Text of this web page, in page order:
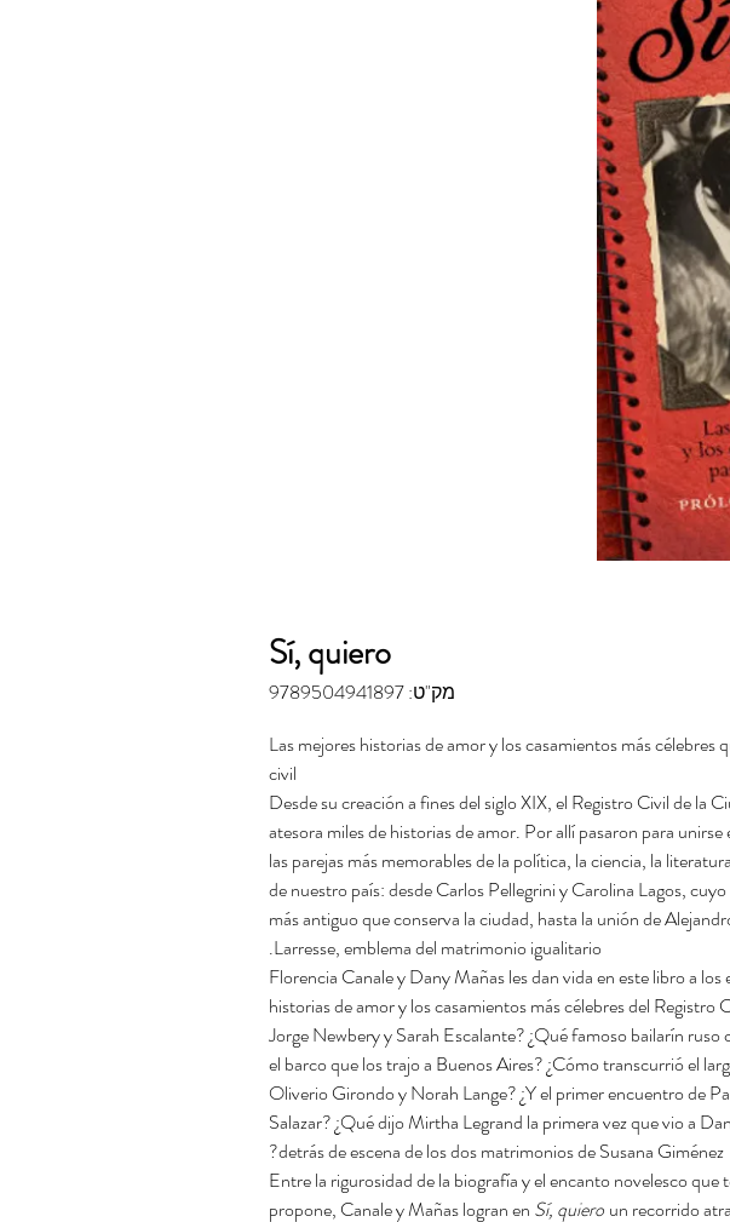
Sí, quiero
מק"ט: 9789504941897
Las mejores historias de amor y los casamientos más célebres
civil
Desde su creación a fines del siglo XIX, el Registro Civil de la
atesora miles de historias de amor. Por allí pasaron para
las parejas más memorables de la política, la ciencia, la
de nuestro país: desde Carlos Pellegrini y Carolina Lagos,
más antiguo que conserva la ciudad, hasta la unión de
Larresse, emblema del matrimonio igualitario.
Florencia Canale y Dany Mañas les dan vida en este libro a
historias de amor y los casamientos más célebres del Registro
Jorge Newbery y Sarah Escalante? ¿Qué famoso bailarín ruso
el barco que los trajo a Buenos Aires? ¿Cómo transcurrió el
Oliverio Girondo y Norah Lange? ¿Y el primer encuentro de
Salazar? ¿Qué dijo Mirtha Legrand la primera vez que vio a
detrás de escena de los dos matrimonios de Susana Giménez?
Entre la rigurosidad de la biografía y el encanto novelesco que
propone, Canale y Mañas logran en Sí, quiero un recorrido